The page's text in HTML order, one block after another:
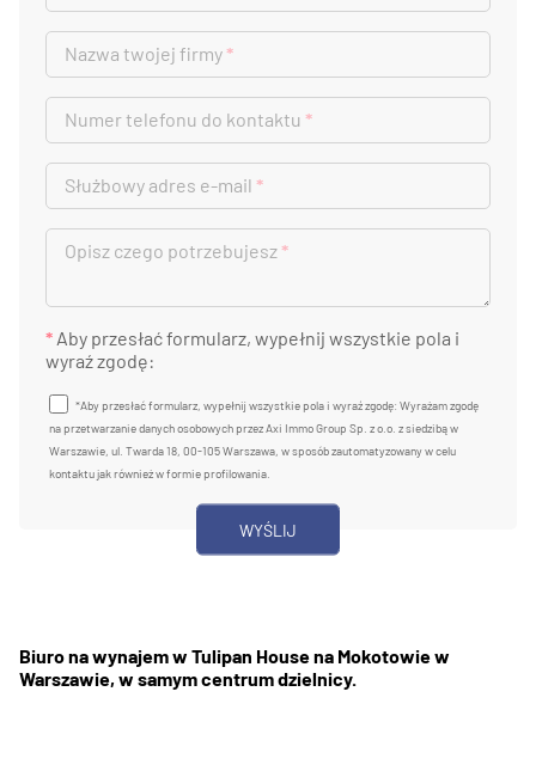
Nazwa twojej firmy*
Numer telefonu do kontaktu *
Służbowy adres e-mail *
Opisz czego potrzebujesz*
* Aby przesłać formularz, wypełnij wszystkie pola i
wyraź zgodę:
*Aby przesłać formularz, wypełnij wszystkie pola i wyraź zgodę: Wyrażam zgodę
na przetwarzanie danych osobowych przez Axi Immo Group Sp. z o.o. z siedzibą w
Warszawie, ul. Twarda 18, 00-105 Warszawa, w sposób zautomatyzowany w celu
kontaktu jak również w formie profilowania.
Biuro na wynajem w Tulipan House na Mokotowie w
Warszawie, w samym centrum dzielnicy.